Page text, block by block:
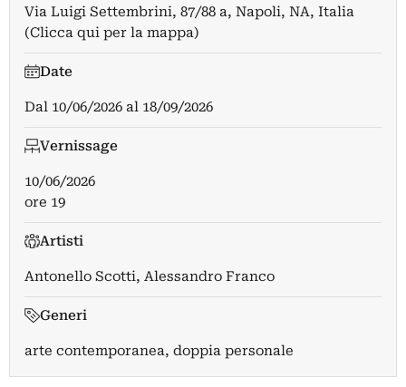
Via Luigi Settembrini, 87/88 a, Napoli, NA, Italia
(Clicca qui per la mappa)
Date
Dal 10/06/2026 al 18/09/2026
Vernissage
10/06/2026
ore 19
Artisti
Antonello Scotti, Alessandro Franco
Generi
arte contemporanea, doppia personale